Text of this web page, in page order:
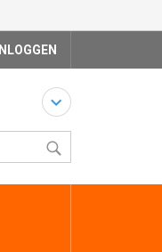
INLOGGEN